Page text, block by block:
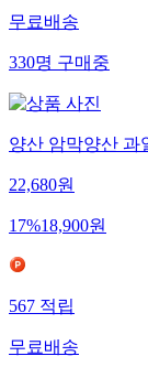
무료배송
330명 구매중
양산 암막양산 과
22,680원
17%18,900원
567 적립
무료배송